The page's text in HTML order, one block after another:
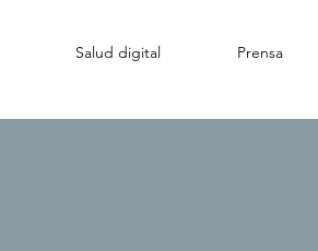
Salud digital Prensa